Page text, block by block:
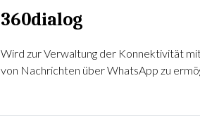
360dialog
Wird zur Verwaltung der Konnektivität
von Nachrichten über WhatsApp zu